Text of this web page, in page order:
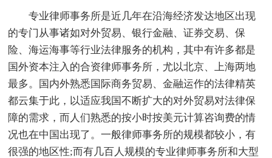
专业律师事务所是近几年在沿海经济发达地区出现
的专门从事诸如对外贸易、银行金融、证券交易、保
险、海运海事等行业法律服务的机构，其中有许多都是
国外资本注入的合资律师事务所，尤以北京、上海两地
最多。国内外熟悉国际商务贸易、金融运作的法律精英
都云集于此，以适应我国不断扩大的对外贸易对法律保
障的需求，而人们熟悉的按小时按美元计算咨询费的情
况也在中国出现了。一般律师事务所的规模都较小，有
很强的地区性;而有几百人规模的专业律师事务所和大型